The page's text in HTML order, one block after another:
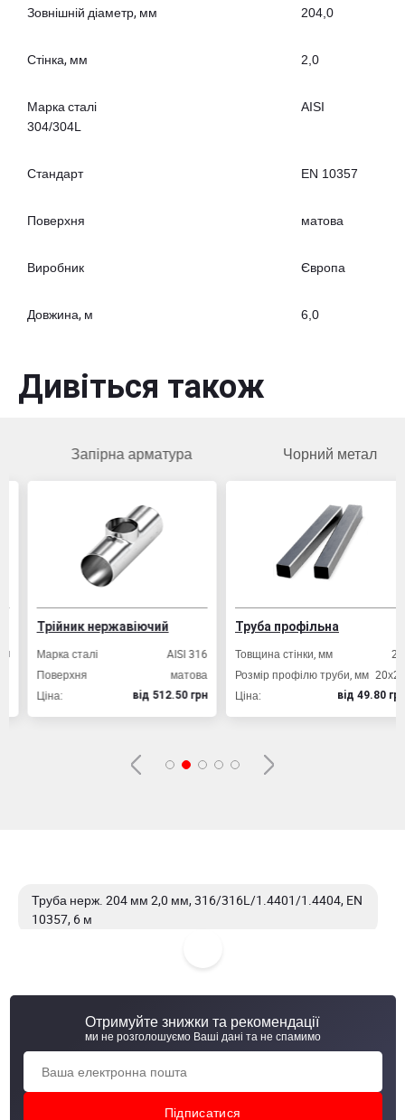
Зовнішній діаметр, мм 204,0
Стінка, мм 2,0
Марка сталі
AISI
304/304L
Стандарт EN 10357
Поверхня матова
Виробник Європа
Довжина, м 6,0
Дивіться також
Запірна арматура
Трійник нержавіючий
Марка сталі
AISI 316
Поверхня
матова
Ціна:
вiд 512.50 грн
Чорний метал
Труба профільна
Товщина стінки, мм
Розмір профілю труби, мм
20х20
Ціна:
вiд 49.80 грн
Труба нерж. 204 мм 2,0 мм, 316/316L/1.4401/1.4404, EN
10357, 6 м
Труба нерж. 18мм 1.5 мм, 304/304L/1.4301/1.4307, EN
10357, 6 м
Труба нерж. 18мм 1.5 мм, 304/304L/1.4301/1.4307, EN
Отримуйте знижки та рекомендації
ми не розголошуємо Ваші дані та не спамимо